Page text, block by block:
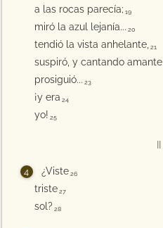
a las rocas parecía; 19
miró la azul lejanía... 20
tendió la vista anhelante, 21
suspiró, y cantando amante
prosiguió... 23
¡y era 24
yo! 25
¿Viste 26
triste 27
sol? 28